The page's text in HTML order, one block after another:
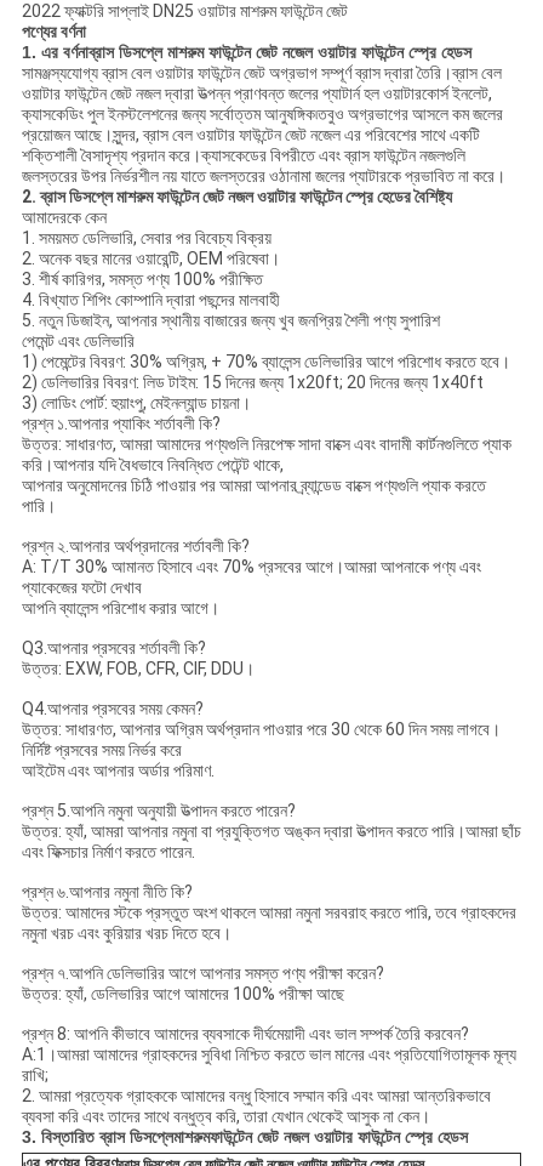
2022 ফ্যাক্টরি সাপ্লাই DN25 ওয়াটার মাশরুম ফাউন্টেন জেট
পণ্যের বর্ণনা
1. এর বর্ণনাব্রাস ডিসপ্লে মাশরুম ফাউন্টেন জেট নজেল ওয়াটার ফাউন্টেন স্প্রে হেডস
সামঞ্জস্যযোগ্য ব্রাস বেল ​​ওয়াটার ফাউন্টেন জেট অগ্রভাগ সম্পূর্ণ ব্রাস দ্বারা তৈরি।ব্রাস বেল ​​
ওয়াটার ফাউন্টেন জেট নজল দ্বারা উত্পন্ন প্রাণবন্ত জলের প্যাটার্ন হল ওয়াটারকোর্স ইনলেট,
ক্যাসকেডিং পুল ইনস্টলেশনের জন্য সর্বোত্তম আনুষঙ্গিক৷তবুও অগ্রভাগের আসলে কম জলের
প্রয়োজন আছে।সুন্দর, ব্রাস বেল ​​ওয়াটার ফাউন্টেন জেট নজেল এর পরিবেশের সাথে একটি
শক্তিশালী বৈসাদৃশ্য প্রদান করে।ক্যাসকেডের বিপরীতে এবং ব্রাস ফাউন্টেন নজলগুলি
জলস্তরের উপর নির্ভরশীল নয় যাতে জলস্তরের ওঠানামা জলের প্যাটারকে প্রভাবিত না করে।
2. ব্রাস ডিসপ্লে মাশরুম ফাউন্টেন জেট নজল ওয়াটার ফাউন্টেন স্প্রে হেডের বৈশিষ্ট্য
আমাদেরকে কেন
1. সময়মত ডেলিভারি, সেবার পর বিবেচ্য বিক্রয়
2. অনেক বছর মানের ওয়ারেন্টি, OEM পরিষেবা।
3. শীর্ষ কারিগর, সমস্ত পণ্য 100% পরীক্ষিত
4. বিখ্যাত শিপিং কোম্পানি দ্বারা পছন্দের মালবাহী
5. নতুন ডিজাইন, আপনার স্থানীয় বাজারের জন্য খুব জনপ্রিয় শৈলী পণ্য সুপারিশ
পেমেন্ট এবং ডেলিভারি
1) পেমেন্টের বিবরণ: 30% অগ্রিম, + 70% ব্যালেন্স ডেলিভারির আগে পরিশোধ করতে হবে।
2) ডেলিভারির বিবরণ: লিড টাইম: 15 দিনের জন্য 1x20ft; 20 দিনের জন্য 1x40ft
3) লোডিং পোর্ট: হুয়াংপু, মেইনল্যান্ড চায়না।
প্রশ্ন ১.আপনার প্যাকিং শর্তাবলী কি?
উত্তর: সাধারণত, আমরা আমাদের পণ্যগুলি নিরপেক্ষ সাদা বাক্সে এবং বাদামী কার্টনগুলিতে প্যাক
করি।আপনার যদি বৈধভাবে নিবন্ধিত পেটেন্ট থাকে,
আপনার অনুমোদনের চিঠি পাওয়ার পর আমরা আপনার ব্র্যান্ডেড বাক্সে পণ্যগুলি প্যাক করতে
পারি।
প্রশ্ন ২.আপনার অর্থপ্রদানের শর্তাবলী কি?
A: T/T 30% আমানত হিসাবে এবং 70% প্রসবের আগে।আমরা আপনাকে পণ্য এবং
প্যাকেজের ফটো দেখাব
আপনি ব্যালেন্স পরিশোধ করার আগে।
Q3.আপনার প্রসবের শর্তাবলী কি?
উত্তর: EXW, FOB, CFR, CIF, DDU।
Q4.আপনার প্রসবের সময় কেমন?
উত্তর: সাধারণত, আপনার অগ্রিম অর্থপ্রদান পাওয়ার পরে 30 থেকে 60 দিন সময় লাগবে।
নির্দিষ্ট প্রসবের সময় নির্ভর করে
আইটেম এবং আপনার অর্ডার পরিমাণ.
প্রশ্ন 5.আপনি নমুনা অনুযায়ী উত্পাদন করতে পারেন?
উত্তর: হ্যাঁ, আমরা আপনার নমুনা বা প্রযুক্তিগত অঙ্কন দ্বারা উত্পাদন করতে পারি।আমরা ছাঁচ
এবং ফিক্সচার নির্মাণ করতে পারেন.
প্রশ্ন ৬.আপনার নমুনা নীতি কি?
উত্তর: আমাদের স্টকে প্রস্তুত অংশ থাকলে আমরা নমুনা সরবরাহ করতে পারি, তবে গ্রাহকদের
নমুনা খরচ এবং কুরিয়ার খরচ দিতে হবে।
প্রশ্ন ৭.আপনি ডেলিভারির আগে আপনার সমস্ত পণ্য পরীক্ষা করেন?
উত্তর: হ্যাঁ, ডেলিভারির আগে আমাদের 100% পরীক্ষা আছে
প্রশ্ন 8: আপনি কীভাবে আমাদের ব্যবসাকে দীর্ঘমেয়াদী এবং ভাল সম্পর্ক তৈরি করবেন?
A:1।আমরা আমাদের গ্রাহকদের সুবিধা নিশ্চিত করতে ভাল মানের এবং প্রতিযোগিতামূলক মূল্য
রাখি;
2. আমরা প্রত্যেক গ্রাহককে আমাদের বন্ধু হিসাবে সম্মান করি এবং আমরা আন্তরিকভাবে
ব্যবসা করি এবং তাদের সাথে বন্ধুত্ব করি, তারা যেখান থেকেই আসুক না কেন।
3. বিস্তারিত ব্রাস ডিসপ্লেমাশরুমফাউন্টেন জেট নজল ওয়াটার ফাউন্টেন স্প্রে হেডস